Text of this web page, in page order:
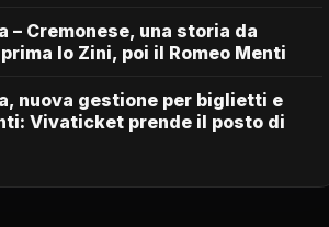
– Cremonese, una storia da
lo Zini, poi il Romeo Menti
nuova gestione per biglietti e
Vivaticket prende il posto di